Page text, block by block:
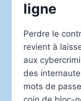
ligne
Perdre le
revient à
aux
des
mots de